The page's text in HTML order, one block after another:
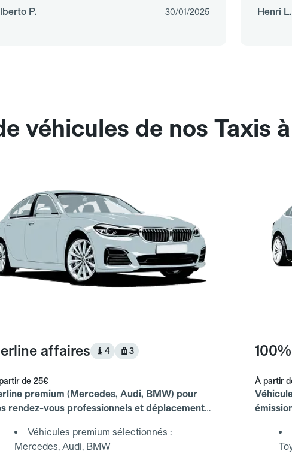
P. 30/01/2025 Henri L.
véhicules de nos Taxis
affaires 4 3
de 25€
premium (Mercedes, Audi, BMW) pour
rendez-vous professionnels et déplacements
Véhicules premium sélectionnés :
Mercedes, Audi, BMW
À partir